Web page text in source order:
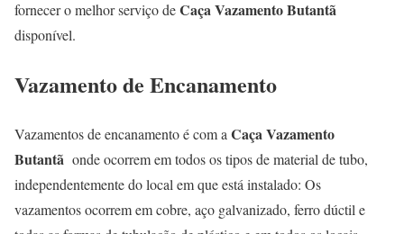
fornecer o melhor serviço deCaça Vazamento Butantã
disponível.
Vazamento de Encanamento
Vazamentos de encanamento é com a Caça Vazamento
Butantã onde ocorrem em todos os tipos de material de tubo,
independentemente do local em que está instalado: Os
vazamentos ocorrem em cobre, aço galvanizado, ferro dúctil e